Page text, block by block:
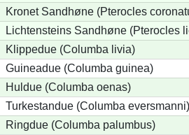
Kronet Sandhøne (Pterocles
Lichtensteins Sandhøne (Pterocles
Klippedue (Columba livia)
Guineadue (Columba guinea)
Huldue (Columba oenas)
Turkestandue (Columba eversmanni)
Ringdue (Columba palumbus)